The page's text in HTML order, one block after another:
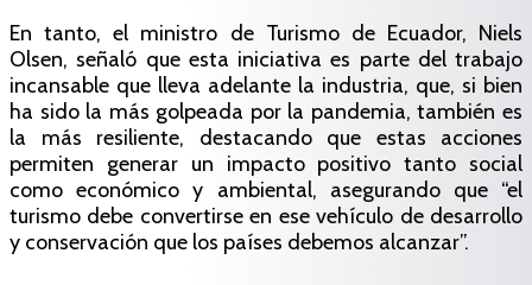
En tanto, el ministro de Turismo de Ecuador, Niels
Olsen, señaló que esta iniciativa es parte del trabajo
incansable que lleva adelante la industria, que, si bien
ha sido la más golpeada por la pandemia, también es
la más resiliente, destacando que estas acciones
permiten generar un impacto positivo tanto social
como económico y ambiental, asegurando que “el
turismo debe convertirse en ese vehículo de desarrollo
y conservación que los países debemos alcanzar”.